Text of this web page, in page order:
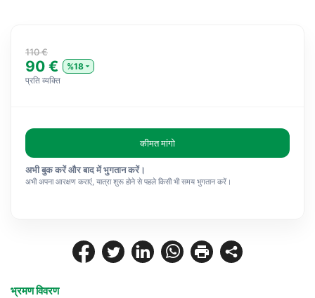
भ्रमण विवरण
110 €
90 €
%18
प्रति व्यक्ति
कीमत मांगो
अभी बुक करें और बाद में भुगतान करें।
अभी अपना आरक्षण कराएं, यात्रा शुरू होने से पहले किसी भी समय भुगतान करें।